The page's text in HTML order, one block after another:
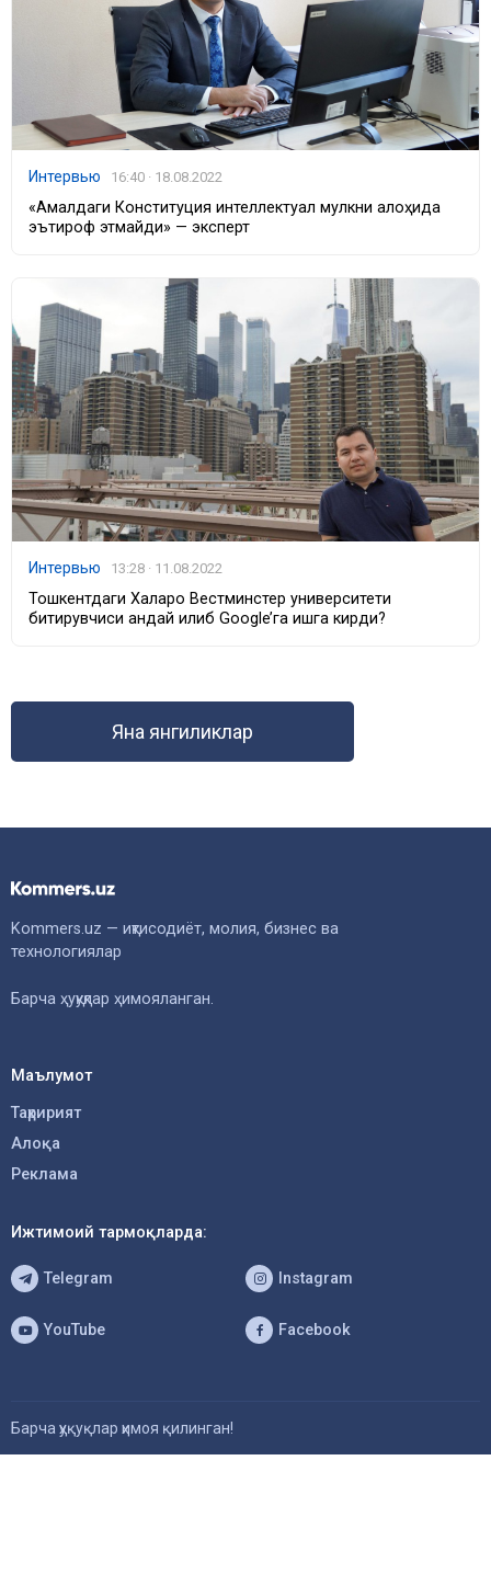
Интервью 16:40 · 18.08.2022
«Амалдаги Конституция интеллектуал мулкни алоҳида
эътироф этмайди» — эксперт
Интервью 13:28 · 11.08.2022
Тошкентдаги Халқаро Вестминстер университети
битирувчиси қандай қилиб Google’га ишга кирди?
Яна янгиликлар
Kommers.uz — иқтисодиёт, молия, бизнес ва
технологиялар
Барча ҳуқуқлар ҳимояланган.
Маълумот
Таҳририят
Алоқа
Реклама
Ижтимоий тармоқларда:
Telegram Instagram
YouTube Facebook
Барча ҳуқуқлар ҳимоя қилинган!